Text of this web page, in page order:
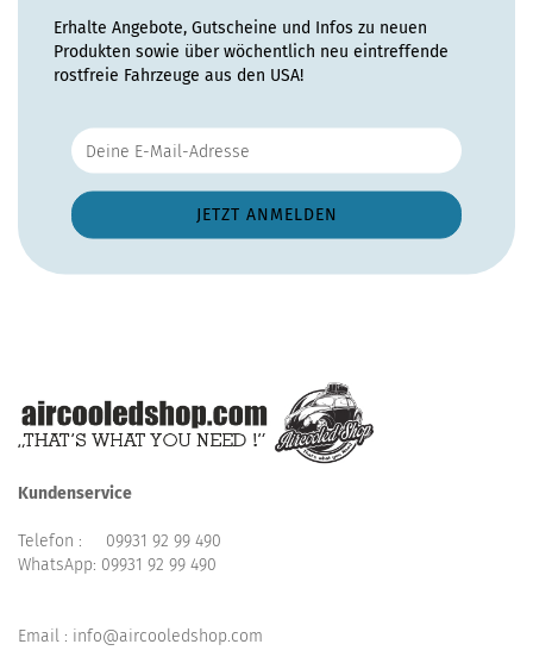
Erhalte Angebote, Gutscheine und Infos zu neuen
Produkten sowie über wöchentlich neu eintreffende
rostfreie Fahrzeuge aus den USA!
Kundenservice
Telefon : 09931 92 99 490
WhatsApp: 09931 92 99 490
Email : info@aircooledshop.com